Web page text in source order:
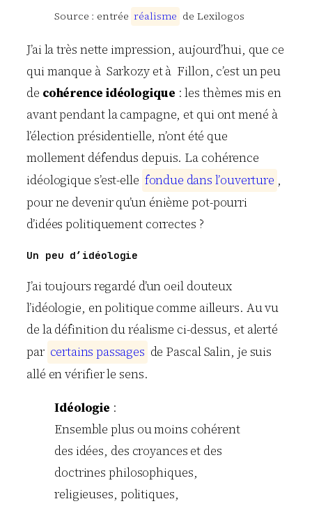
Source : entrée réalisme de Lexilogos
J’ai la très nette impression, aujourd’hui, que ce
qui manque à Sarkozy et à Fillon, c’est un peu
de cohérence idéologique : les thèmes mis en
avant pendant la campagne, et qui ont mené à
l’élection présidentielle, n’ont été que
mollement défendus depuis. La cohérence
idéologique s’est-elle fondue dans l’ouverture ,
pour ne devenir qu’un énième pot-pourri
d’idées politiquement correctes ?
Un peu d’idéologie
J’ai toujours regardé d’un oeil douteux
l’idéologie, en politique comme ailleurs. Au vu
de la définition du réalisme ci-dessus, et alerté
par certains passages de Pascal Salin, je suis
allé en vérifier le sens.
Idéologie :
Ensemble plus ou moins cohérent
des idées, des croyances et des
doctrines philosophiques,
religieuses, politiques,